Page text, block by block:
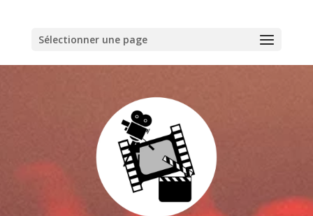
Sélectionner une page